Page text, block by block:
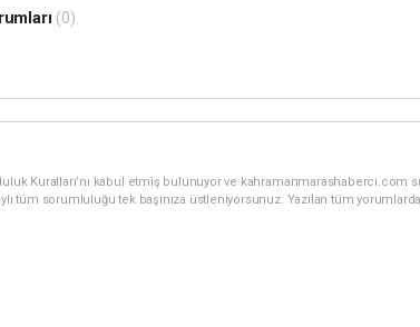
(0)
Kuralları’nı kabul etmiş bulunuyor ve kahramanmarashaberci.com
tüm sorumluluğu tek başınıza üstleniyorsunuz. Yazılan tüm